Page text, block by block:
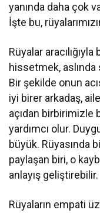
yanında daha çok
İşte bu,
Rüyalar aracılığıyla
hissetmek, aslında
Bir şekilde onun
iyi birer arkadaş,
açıdan birbirimizle
yardımcı olur.
büyük. Rüyasında
paylaşan biri, o
anlayış geliştirebilir.
Rüyaların empati